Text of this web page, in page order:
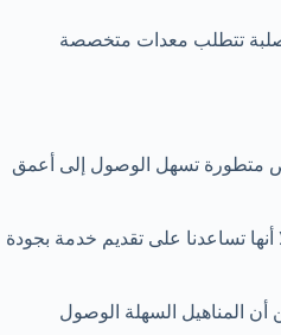
صلبة تتطلب معدات متخصصة
متطورة تسهل الوصول إلى أعمق
تساعدنا على تقديم خدمة بجودة
المناهيل السهلة الوصول